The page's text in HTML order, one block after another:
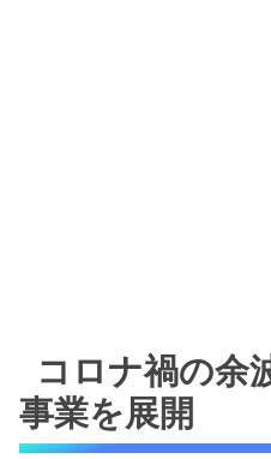
コロナ禍の余
事業を展開